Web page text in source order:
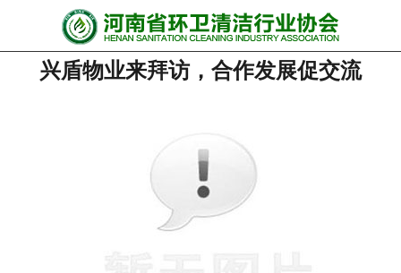
网站首页
协会动态
兴盾物业来拜访，合作发展促交流